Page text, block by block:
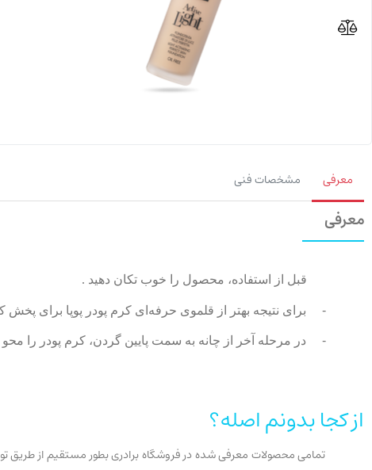
معرفی مشخصات فنی
معرفی
قبل از استفاده، محصول را خوب تکان دهید .
- برای نتیجه بهتر از قلموی حرفه‌ای کرم پودر پوپا برای
- در مرحله آخر از چانه به سمت پایین گردن، کرم پودر را
از کجا بدونم اصله؟
تمامی محصولات معرفی شده در فروشگاه برادری بطور مستقیم از طریق